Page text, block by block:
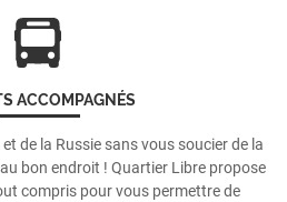
ACCOMPAGNÉS
de la Russie sans vous soucier de la
bon endroit ! Quartier Libre propose
compris pour vous permettre de